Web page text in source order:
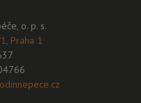
o. p. s.
Praha 1